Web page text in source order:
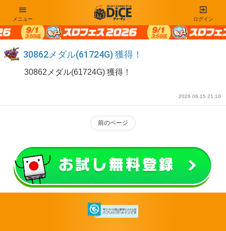
ログイン
メニュー
30862メダル(61724G) 獲得！
30862メダル(61724G) 獲得！
2026 06.15 21:10
前のページ